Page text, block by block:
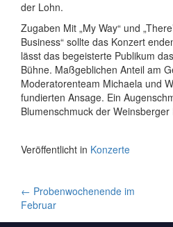
der Lohn.
Zugaben Mit „My Way“ und
Business“ sollte das Konzert
lässt das begeisterte Publikum
Bühne. Maßgeblichen Anteil am
Moderatorenteam Michaela und
fundierten Ansage. Ein
Blumenschmuck der
Veröffentlicht in Konzerte
Artikel-
← Probenwochenende im
Februar